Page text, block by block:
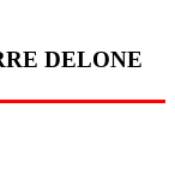
DELONE